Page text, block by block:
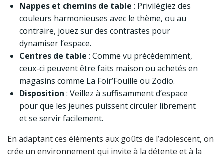
Nappes et chemins de table : Privilégiez des
couleurs harmonieuses avec le thème, ou au
contraire, jouez sur des contrastes pour
dynamiser l’espace.
Centres de table : Comme vu précédemment,
ceux-ci peuvent être faits maison ou achetés en
magasins comme La Foir’Fouille ou Zodio.
Disposition : Veillez à suffisamment d’espace
pour que les jeunes puissent circuler librement
et se servir facilement.
En adaptant ces éléments aux goûts de l’adolescent, on
crée un environnement qui invite à la détente et à la